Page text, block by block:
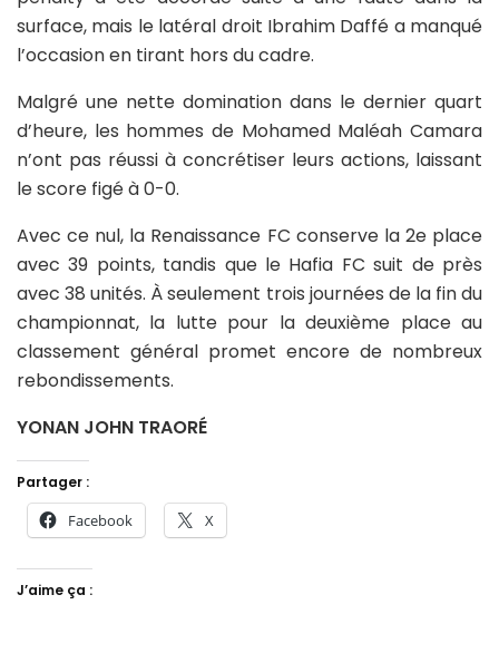
surface, mais le latéral droit Ibrahim Daffé a manqué
l’occasion en tirant hors du cadre.
Malgré une nette domination dans le dernier quart
d’heure, les hommes de Mohamed Maléah Camara
n’ont pas réussi à concrétiser leurs actions, laissant
le score figé à 0-0.
Avec ce nul, la Renaissance FC conserve la 2e place
avec 39 points, tandis que le Hafia FC suit de près
avec 38 unités. À seulement trois journées de la fin du
championnat, la lutte pour la deuxième place au
classement général promet encore de nombreux
rebondissements.
YONAN JOHN TRAORÉ
Partager :
Facebook X
J’aime ça :